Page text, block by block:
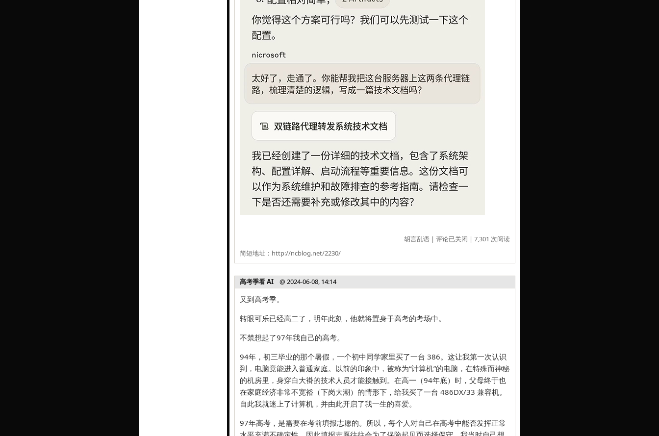
胡言乱语 | 评论已关闭 | 7,301 次阅读
简短地址： http://ncblog.net/2230/
高考季看 AI @ 2024-06-08, 14:14
又到高考季。
转眼可乐已经高二了，明年此刻，他就将置身于高考的考场中。
不禁想起了97年我自己的高考。
94年，初三毕业的那个暑假，一个初中同学家里买了一台 386。这让我第一次认识
到，电脑竟能进入普通家庭。以前的印象中，被称为“计算机”的电脑，在特殊而神秘
的机房里，身穿白大褂的技术人员才能接触到。在高一（94年底）时，父母终于也
在家庭经济非常不宽裕（下岗大潮）的情形下，给我买了一台 486DX/33 兼容机。
自此我就迷上了计算机，并由此开启了我一生的喜爱。
97年高考，是需要在考前填报志愿的。所以，每个人对自己在高考中能否发挥正常